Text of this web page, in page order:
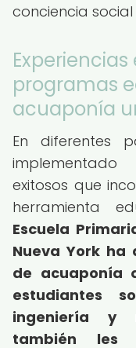
conciencia
programas
acuaponía
En diferentes
exitosos que
herramienta
Escuela
Nueva York
de acuaponía
estudiantes
ingeniería y
también les